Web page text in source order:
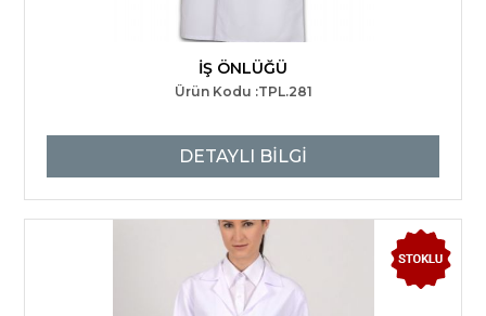
İŞ ÖNLÜĞÜ
Ürün Kodu :TPL.281
DETAYLI BİLGİ